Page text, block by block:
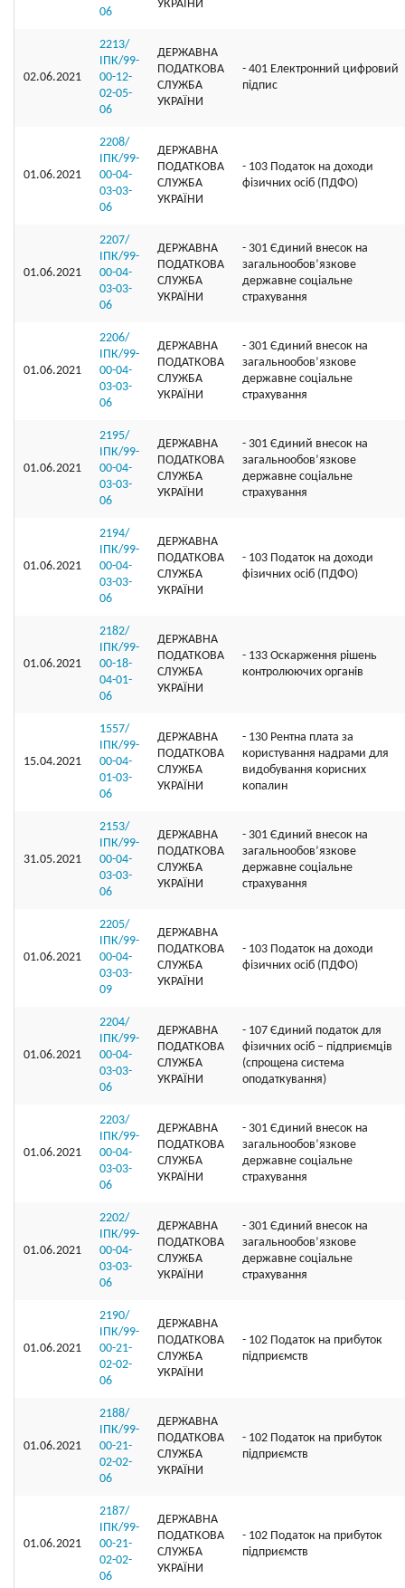
06
УКРАЇНИ
02.06.2021
2213/
ІПК/99-
00-12-
02-05-
06
ДЕРЖАВНА
ПОДАТКОВА
СЛУЖБА
УКРАЇНИ
- 401 Електронний цифровий
підпис
01.06.2021
2208/
ІПК/99-
00-04-
03-03-
06
ДЕРЖАВНА
ПОДАТКОВА
СЛУЖБА
УКРАЇНИ
- 103 Податок на доходи
фізичних осіб (ПДФО)
01.06.2021
2207/
ІПК/99-
00-04-
03-03-
06
ДЕРЖАВНА
ПОДАТКОВА
СЛУЖБА
УКРАЇНИ
- 301 Єдиний внесок на
загальнообов’язкове
державне соціальне
страхування
01.06.2021
2206/
ІПК/99-
00-04-
03-03-
06
ДЕРЖАВНА
ПОДАТКОВА
СЛУЖБА
УКРАЇНИ
- 301 Єдиний внесок на
загальнообов’язкове
державне соціальне
страхування
01.06.2021
2195/
ІПК/99-
00-04-
03-03-
06
ДЕРЖАВНА
ПОДАТКОВА
СЛУЖБА
УКРАЇНИ
- 301 Єдиний внесок на
загальнообов’язкове
державне соціальне
страхування
01.06.2021
2194/
ІПК/99-
00-04-
03-03-
06
ДЕРЖАВНА
ПОДАТКОВА
СЛУЖБА
УКРАЇНИ
- 103 Податок на доходи
фізичних осіб (ПДФО)
01.06.2021
2182/
ІПК/99-
00-18-
04-01-
06
ДЕРЖАВНА
ПОДАТКОВА
СЛУЖБА
УКРАЇНИ
- 133 Оскарження рішень
контролюючих органів
15.04.2021
1557/
ІПК/99-
00-04-
01-03-
06
ДЕРЖАВНА
ПОДАТКОВА
СЛУЖБА
УКРАЇНИ
- 130 Рентна плата за
користування надрами для
видобування корисних
копалин
31.05.2021
2153/
ІПК/99-
00-04-
03-03-
06
ДЕРЖАВНА
ПОДАТКОВА
СЛУЖБА
УКРАЇНИ
- 301 Єдиний внесок на
загальнообов’язкове
державне соціальне
страхування
01.06.2021
2205/
ІПК/99-
00-04-
03-03-
09
ДЕРЖАВНА
ПОДАТКОВА
СЛУЖБА
УКРАЇНИ
- 103 Податок на доходи
фізичних осіб (ПДФО)
01.06.2021
2204/
ІПК/99-
00-04-
03-03-
06
ДЕРЖАВНА
ПОДАТКОВА
СЛУЖБА
УКРАЇНИ
- 107 Єдиний податок для
фізичних осіб – підприємців
(спрощена система
оподаткування)
01.06.2021
2203/
ІПК/99-
00-04-
03-03-
06
ДЕРЖАВНА
ПОДАТКОВА
СЛУЖБА
УКРАЇНИ
- 301 Єдиний внесок на
загальнообов’язкове
державне соціальне
страхування
01.06.2021
2202/
ІПК/99-
00-04-
03-03-
06
ДЕРЖАВНА
ПОДАТКОВА
СЛУЖБА
УКРАЇНИ
- 301 Єдиний внесок на
загальнообов’язкове
державне соціальне
страхування
01.06.2021
2190/
ІПК/99-
00-21-
02-02-
06
ДЕРЖАВНА
ПОДАТКОВА
СЛУЖБА
УКРАЇНИ
- 102 Податок на прибуток
підприємств
01.06.2021
2188/
ІПК/99-
00-21-
02-02-
06
ДЕРЖАВНА
ПОДАТКОВА
СЛУЖБА
УКРАЇНИ
- 102 Податок на прибуток
підприємств
01.06.2021
2187/
ІПК/99-
00-21-
02-02-
06
ДЕРЖАВНА
ПОДАТКОВА
СЛУЖБА
УКРАЇНИ
- 102 Податок на прибуток
підприємств